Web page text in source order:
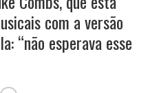
com a versão
“não esperava esse